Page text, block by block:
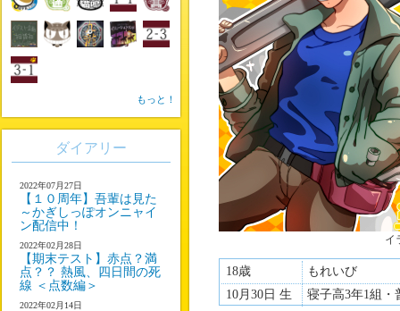
イ
18歳
もれいび
10月30日 生
寝子高3年1組・
もっと！
ダイアリー
2022年07月27日
【１０周年】吾輩は見た
～かぎしっぽオンニャイ
ン配信中！
2022年02月28日
【期末テスト】赤点？満
点？？ 熱風、四日間の死
線 ＜点数編＞
2022年02月14日